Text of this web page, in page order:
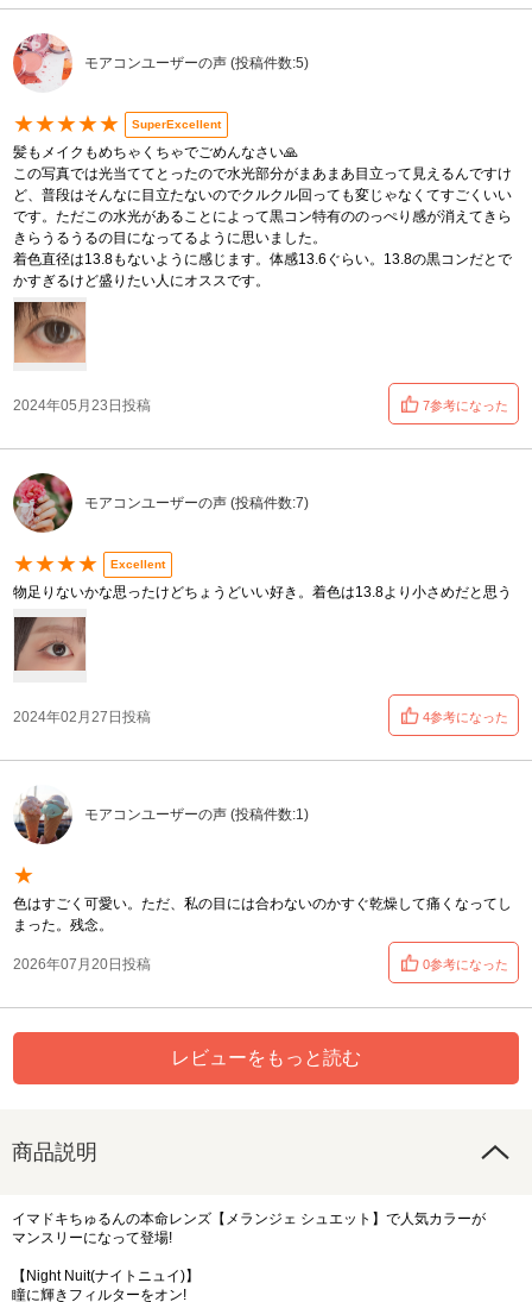
モアコンユーザーの声 (投稿件数:5)
★★★★★ SuperExcellent
髪もメイクもめちゃくちゃでごめんなさい🙏
この写真では光当ててとったので水光部分がまあまあ目立って見えるんですけ
ど、普段はそんなに目立たないのでクルクル回っても変じゃなくてすごくいい
です。ただこの水光があることによって黒コン特有ののっぺり感が消えてきら
きらうるうるの目になってるように思いました。
着色直径は13.8もないように感じます。体感13.6ぐらい。13.8の黒コンだとで
かすぎるけど盛りたい人にオススです。
2024年05月23日投稿 7参考になった
モアコンユーザーの声 (投稿件数:7)
★★★★ Excellent
物足りないかな思ったけどちょうどいい好き。着色は13.8より小さめだと思う
2024年02月27日投稿 4参考になった
モアコンユーザーの声 (投稿件数:1)
★
色はすごく可愛い。ただ、私の目には合わないのかすぐ乾燥して痛くなってし
まった。残念。
2026年07月20日投稿 0参考になった
レビューをもっと読む
商品説明
イマドキちゅるんの本命レンズ【メランジェ シュエット】で人気カラーが
マンスリーになって登場!
【Night Nuit(ナイトニュイ)】
瞳に輝きフィルターをオン!